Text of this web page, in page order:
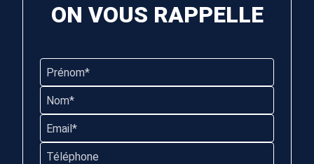
ON VOUS RAPPELLE